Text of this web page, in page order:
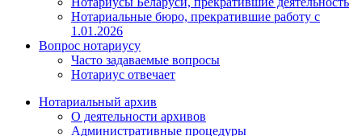
Нотариальные бюро, прекратившие работу с
1.01.2026
Вопрос нотариусу
Часто задаваемые вопросы
Нотариус отвечает
Нотариальный архив
О деятельности архивов
Административные процедуры